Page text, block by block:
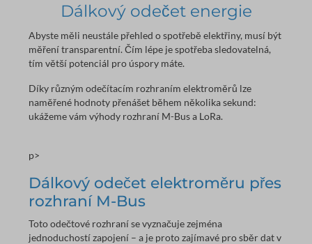
Dálkový odečet energie
Abyste měli neustále přehled o spotřebě elektřiny, musí být
měření transparentní. Čím lépe je spotřeba sledovatelná,
tím větší potenciál pro úspory máte.
Díky různým odečítacím rozhraním elektroměrů lze
naměřené hodnoty přenášet během několika sekund:
ukážeme vám výhody rozhraní M-Bus a LoRa.
p>
Dálkový odečet elektroměru přes
rozhraní M-Bus
Toto odečtové rozhraní se vyznačuje zejména
jednoduchostí zapojení – a je proto zajímavé pro sběr dat v